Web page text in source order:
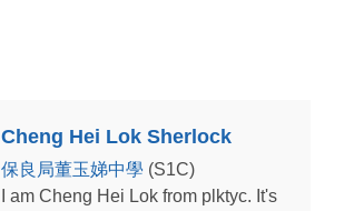
Cheng Hei Lok Sherlock
保良局董玉娣中學 (S1C)
I am Cheng Hei Lok from plktyc. It's